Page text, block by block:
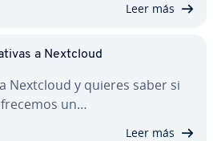
Leer más
a Nextcloud
Nextcloud y quieres saber si
un…
Leer más